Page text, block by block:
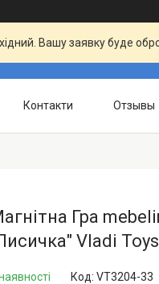
Вашу заявку буде
Контакти Отзывы
Гра
Vladi
Код: VT3204-33